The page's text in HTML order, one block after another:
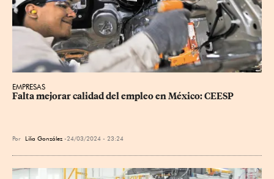
EMPRESAS
Falta mejorar calidad del empleo en México: CEESP
Por Lilia González 24/03/2024 - 23:24